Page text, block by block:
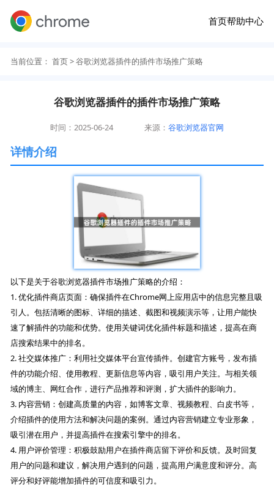
首页帮助中心
当前位置： 首页> 谷歌浏览器插件的插件市场推广策略
谷歌浏览器插件的插件市场推广策略
时间：2025-06-24 来源：谷歌浏览器官网
详情介绍
以下是关于谷歌浏览器插件市场推广策略的介绍：
1. 优化插件商店页面：确保插件在Chrome网上应用店中的信息完整且吸
引人。包括清晰的图标、详细的描述、截图和视频演示等，让用户能快
速了解插件的功能和优势。使用关键词优化插件标题和描述，提高在商
店搜索结果中的排名。
2. 社交媒体推广：利用社交媒体平台宣传插件。创建官方账号，发布插
件的功能介绍、使用教程、更新信息等内容，吸引用户关注。与相关领
域的博主、网红合作，进行产品推荐和评测，扩大插件的影响力。
3. 内容营销：创建高质量的内容，如博客文章、视频教程、白皮书等，
介绍插件的使用方法和解决问题的案例。通过内容营销建立专业形象，
吸引潜在用户，并提高插件在搜索引擎中的排名。
4. 用户评价管理：积极鼓励用户在插件商店留下评价和反馈。及时回复
用户的问题和建议，解决用户遇到的问题，提高用户满意度和评分。高
评分和好评能增加插件的可信度和吸引力。